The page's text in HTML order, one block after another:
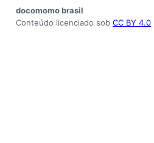
docomomo brasil
Conteúdo licenciado sob CC BY 4.0